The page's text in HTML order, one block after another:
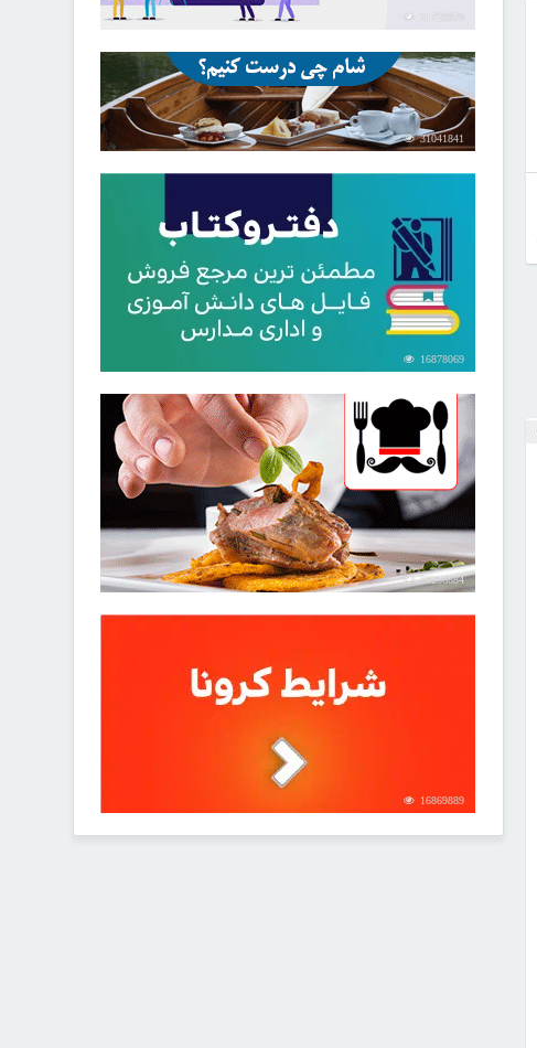
31041841
16878069
30256684
16869889